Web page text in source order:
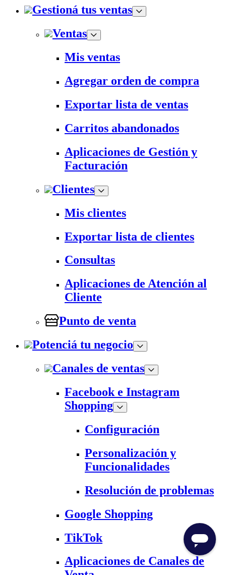
Gestioná tus ventas
Ventas
Mis ventas
Agregar orden de compra
Exportar lista de ventas
Carritos abandonados
Aplicaciones de Gestión y
Facturación
Clientes
Mis clientes
Exportar lista de clientes
Consultas
Aplicaciones de Atención al
Cliente
Punto de venta
Potenciá tu negocio
Canales de ventas
Facebook e Instagram
Shopping
Configuración
Personalización y
Funcionalidades
Resolución de problemas
Google Shopping
TikTok
Aplicaciones de Canales de